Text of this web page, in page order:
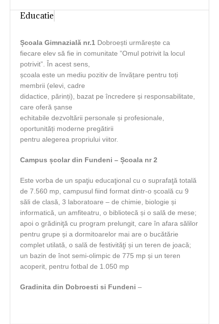
Educatie
Școala Gimnazială nr.1 Dobroești urmărește ca
fiecare elev să fie in comunitate ”Omul potrivit la locul
potrivit”. În acest sens,
școala este un mediu pozitiv de învățare pentru toți
membrii (elevi, cadre
didactice, părinți), bazat pe încredere și responsabilitate,
care oferă șanse
echitabile dezvoltării personale și profesionale,
oportunități moderne pregătirii
pentru alegerea propriului viitor.
Campus școlar din Fundeni – Școala nr 2
Este vorba de un spaţiu educaţional cu o suprafaţă totală
de 7.560 mp, campusul fiind format dintr-o școală cu 9
săli de clasă, 3 laboratoare – de chimie, biologie și
informatică, un amfiteatru, o bibliotecă și o sală de mese;
apoi o grădiniţă cu program prelungit, care în afara sălilor
pentru grupe și a dormitoarelor mai are o bucătărie
complet utilată, o sală de festivităţi și un teren de joacă;
un bazin de înot semi-olimpic de 775 mp și un teren
acoperit, pentru fotbal de 1.050 mp
Gradinita din Dobroesti si Fundeni –